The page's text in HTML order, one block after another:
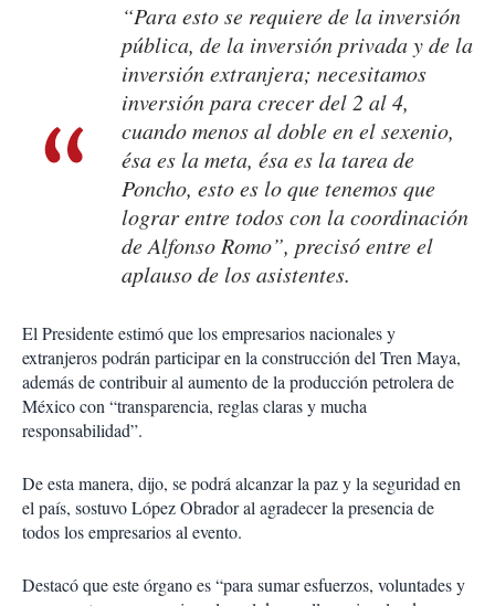
“Para esto se requiere de la inversión
pública, de la inversión privada y de la
inversión extranjera; necesitamos
inversión para crecer del 2 al 4,
cuando menos al doble en el sexenio,
ésa es la meta, ésa es la tarea de
Poncho, esto es lo que tenemos que
lograr entre todos con la coordinación
de Alfonso Romo”, precisó entre el
aplauso de los asistentes.
El Presidente estimó que los empresarios nacionales y
extranjeros podrán participar en la construcción del Tren Maya,
además de contribuir al aumento de la producción petrolera de
México con “transparencia, reglas claras y mucha
responsabilidad”.
De esta manera, dijo, se podrá alcanzar la paz y la seguridad en
el país, sostuvo López Obrador al agradecer la presencia de
todos los empresarios al evento.
Destacó que este órgano es “para sumar esfuerzos, voluntades y